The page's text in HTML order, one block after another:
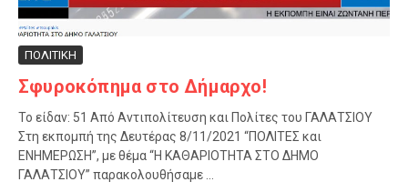
ΠΟΛΙΤΙΚΗ
Σφυροκόπημα στο Δήμαρχο!
Το είδαν: 51 Από Αντιπολίτευση και Πολίτες του ΓΑΛΑΤΣΙΟΥ
Στη εκπομπή της Δευτέρας 8/11/2021 “ΠΟΛΙΤΕΣ και
ΕΝΗΜΕΡΩΣΗ”, με θέμα “Η ΚΑΘΑΡΙΟΤΗΤΑ ΣΤΟ ΔΗΜΟ
ΓΑΛΑΤΣΙΟΥ” παρακολουθήσαμε ...